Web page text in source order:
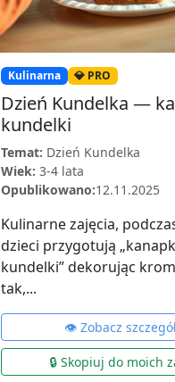
Kulinarna 💎 PRO
Dzień Kundelka —
kundelki
Temat: Dzień Kundelka
Wiek: 3-4 lata
Opublikowano:12.11.2025
Kulinarne zajęcia,
dzieci przygotują
kundelki” dekorując
tak,...
👁️ Zobacz
🔒 Skopiuj do moich